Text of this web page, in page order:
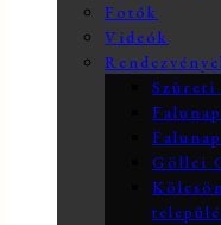
Fotók
Videók
Szüreti
Göllei